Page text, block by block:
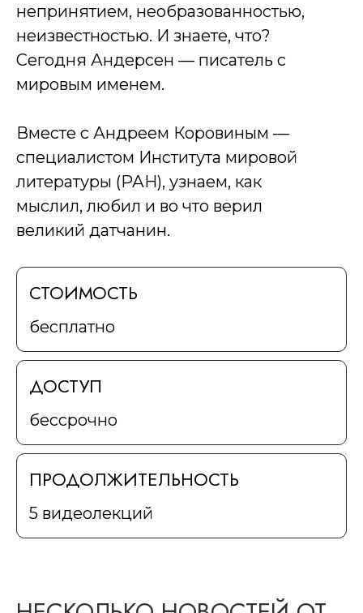
непринятием, необразованностью,
неизвестностью. И знаете, что?
Сегодня Андерсен — писатель с
мировым именем.
Вместе с Андреем Коровиным —
специалистом Института мировой
литературы (РАН), узнаем, как
мыслил, любил и во что верил
великий датчанин.
СТОИМОСТЬ
бесплатно
ДОСТУП
бессрочно
ПРОДОЛЖИТЕЛЬНОСТЬ
5 видеолекций